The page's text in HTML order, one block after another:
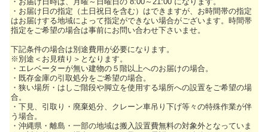
・お届け日の指定（土日祝日を含む）はできますが、お時間帯の指定
はお届けする地域によって指定ができない場合がございます。時間帯
指定をご希望の場合は事前にお問い合わせ下さいませ。
下記条件の場合は別途費用が必要になります。
※別途＜お見積り＞となります。
・エレベーターが無い建物の５階以上へのお届けの場合。
・既存金庫の引取処分をご希望の場合。
・狭い場所・はしご階段や脚立を使用する場所への設置をご希望の場
合。
・下見、引取り・廃棄処分、クレーン車吊り下げ等々の特殊作業が伴
う場合。
・沖縄県・離島・一部の地域は搬入設置費無料の対象外となっていま